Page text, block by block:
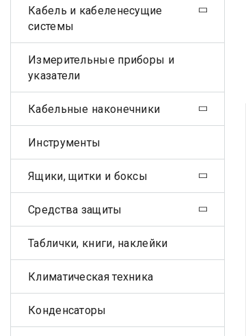
Кабель и кабеленесущие
системы
Измерительные приборы и
указатели
Кабельные наконечники
Инструменты
Ящики, щитки и боксы
Средства защиты
Таблички, книги, наклейки
Климатическая техника
Конденсаторы